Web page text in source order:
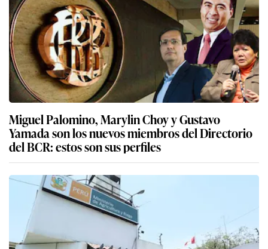
Miguel Palomino, Marylin Choy y Gustavo
Yamada son los nuevos miembros del Directorio
del BCR: estos son sus perfiles